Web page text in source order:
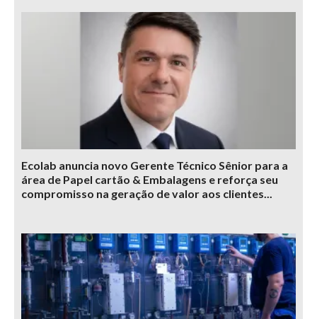
Ecolab anuncia novo Gerente Técnico Sênior para a
área de Papel cartão & Embalagens e reforça seu
compromisso na geração de valor aos clientes...